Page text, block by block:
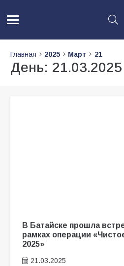
Главная 2025 Март 21
День: 21.03.2025
В Батайске прошла
рамках операции
2025»
21.03.2025